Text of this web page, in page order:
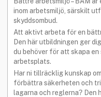
inom arbetsmiljö, särskilt
skyddsombud.
Att aktivt arbeta för en
Den här utbildningen ger
du behöver för att skapa
arbetsplats.
Har ni tillräcklig kunskap
förbättra säkerheten och
lagarna och reglerna? Den